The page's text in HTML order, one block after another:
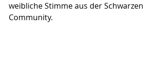
weibliche Stimme aus der Schwarzen
Community.